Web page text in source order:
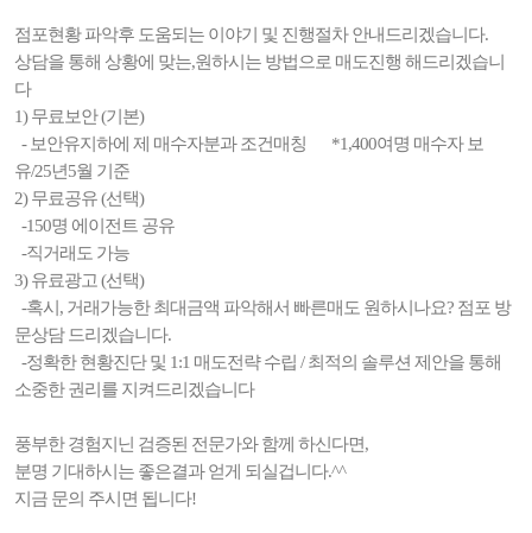
점포현황 파악후 도움되는 이야기 및 진행절차 안내드리겠습니다.
상담을 통해 상황에 맞는,원하시는 방법으로 매도진행 해드리겠습니
다
1) 무료보안 (기본)
- 보안유지하에 제 매수자분과 조건매칭 *1,400여명 매수자 보
유/25년5월 기준
2) 무료공유 (선택)
-150명 에이전트 공유
-직거래도 가능
3) 유료광고 (선택)
-혹시, 거래가능한 최대금액 파악해서 빠른매도 원하시나요? 점포 방
문상담 드리겠습니다.
-정확한 현황진단 및 1:1 매도전략 수립 / 최적의 솔루션 제안을 통해
소중한 권리를 지켜드리겠습니다
풍부한 경험지닌 검증된 전문가와 함께 하신다면,
분명 기대하시는 좋은결과 얻게 되실겁니다.^^
지금 문의 주시면 됩니다!